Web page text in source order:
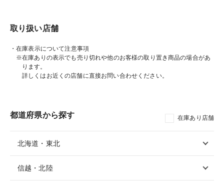
取り扱い店舗
・在庫表示について注意事項
※在庫ありの表示でも売り切れや他のお客様の取り置き商品の場合があ
ります。
詳しくはお近くの店舗に直接お問い合わせください。
都道府県から探す 在庫あり店舗
北海道・東北
信越・北陸